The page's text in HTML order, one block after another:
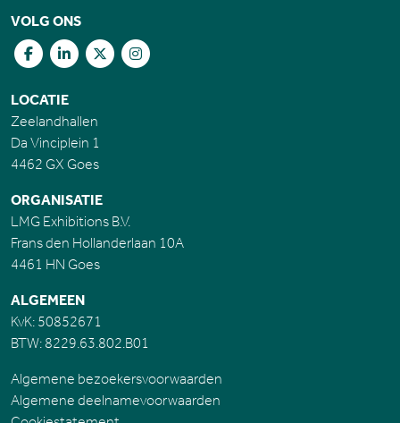
VOLG ONS
LOCATIE
Zeelandhallen
Da Vinciplein 1
4462 GX Goes
ORGANISATIE
LMG Exhibitions B.V.
Frans den Hollanderlaan 10A
4461 HN Goes
ALGEMEEN
KvK: 50852671
BTW: 8229.63.802.B01
Algemene bezoekersvoorwaarden
Algemene deelnamevoorwaarden